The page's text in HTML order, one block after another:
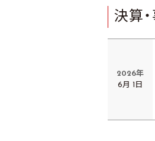
決算
2026年
6月 1日